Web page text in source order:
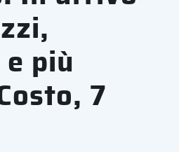
più
7